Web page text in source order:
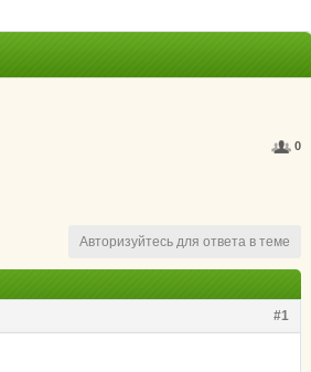
0
Авторизуйтесь для ответа в теме
#1